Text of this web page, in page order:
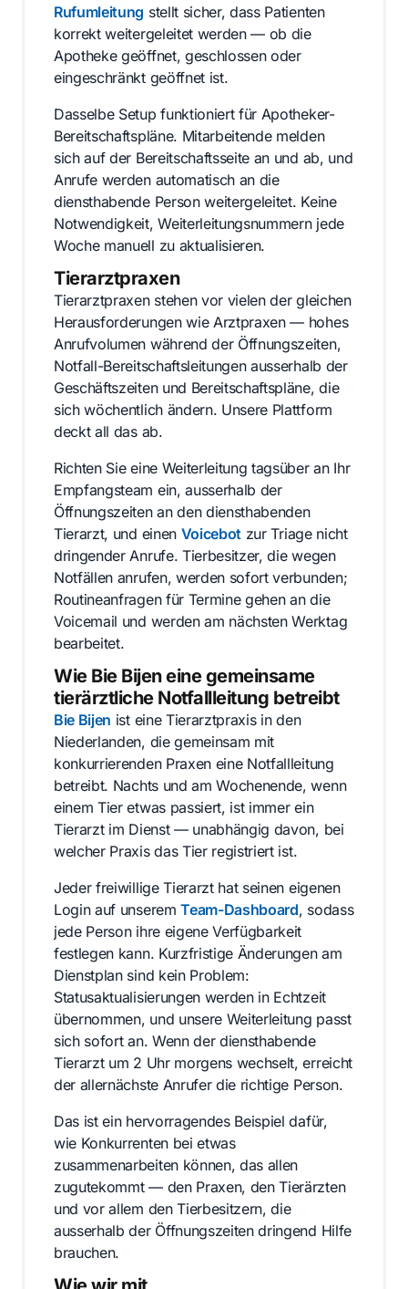
Rufumleitung stellt sicher, dass Patienten
korrekt weitergeleitet werden — ob die
Apotheke geöffnet, geschlossen oder
eingeschränkt geöffnet ist.
Dasselbe Setup funktioniert für Apotheker-
Bereitschaftspläne. Mitarbeitende melden
sich auf der Bereitschaftsseite an und ab, und
Anrufe werden automatisch an die
diensthabende Person weitergeleitet. Keine
Notwendigkeit, Weiterleitungsnummern jede
Woche manuell zu aktualisieren.
Tierarztpraxen
Tierarztpraxen stehen vor vielen der gleichen
Herausforderungen wie Arztpraxen — hohes
Anrufvolumen während der Öffnungszeiten,
Notfall-Bereitschaftsleitungen ausserhalb der
Geschäftszeiten und Bereitschaftspläne, die
sich wöchentlich ändern. Unsere Plattform
deckt all das ab.
Richten Sie eine Weiterleitung tagsüber an Ihr
Empfangsteam ein, ausserhalb der
Öffnungszeiten an den diensthabenden
Tierarzt, und einen Voicebot zur Triage nicht
dringender Anrufe. Tierbesitzer, die wegen
Notfällen anrufen, werden sofort verbunden;
Routineanfragen für Termine gehen an die
Voicemail und werden am nächsten Werktag
bearbeitet.
Wie Bie Bijen eine gemeinsame
tierärztliche Notfallleitung betreibt
Bie Bijen ist eine Tierarztpraxis in den
Niederlanden, die gemeinsam mit
konkurrierenden Praxen eine Notfallleitung
betreibt. Nachts und am Wochenende, wenn
einem Tier etwas passiert, ist immer ein
Tierarzt im Dienst — unabhängig davon, bei
welcher Praxis das Tier registriert ist.
Jeder freiwillige Tierarzt hat seinen eigenen
Login auf unseremTeam-Dashboard, sodass
jede Person ihre eigene Verfügbarkeit
festlegen kann. Kurzfristige Änderungen am
Dienstplan sind kein Problem:
Statusaktualisierungen werden in Echtzeit
übernommen, und unsere Weiterleitung passt
sich sofort an. Wenn der diensthabende
Tierarzt um 2 Uhr morgens wechselt, erreicht
der allernächste Anrufer die richtige Person.
Das ist ein hervorragendes Beispiel dafür,
wie Konkurrenten bei etwas
zusammenarbeiten können, das allen
zugutekommt — den Praxen, den Tierärzten
und vor allem den Tierbesitzern, die
ausserhalb der Öffnungszeiten dringend Hilfe
brauchen.